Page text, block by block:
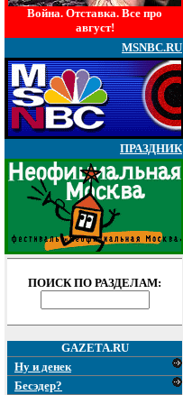
Война. Отставка. Все про
август!
MSNBC.RU
ПРАЗДНИК
ПОИСК ПО РАЗДЕЛАМ:
GAZETA.RU
Ну и денек
Бесэдер?